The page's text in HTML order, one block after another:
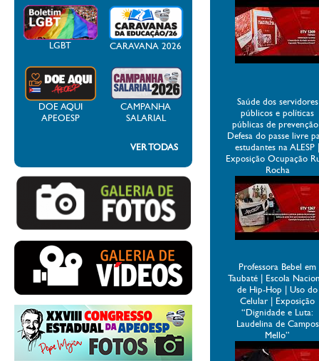
LGBT CARAVANA 2026
DOE AQUI
APEOESP
CAMPANHA
SALARIAL
VER TODAS
Saúde dos servidores
públicos e políticas
públicas de
Defesa do passe livre
estudantes na ALESP
Exposição Ocupação
Rocha
Professora Bebel em
Taubaté | Escola
de Hip-Hop | Uso do
Celular | Exposição
“Dignidade e Luta:
Laudelina de Campos
Mello”